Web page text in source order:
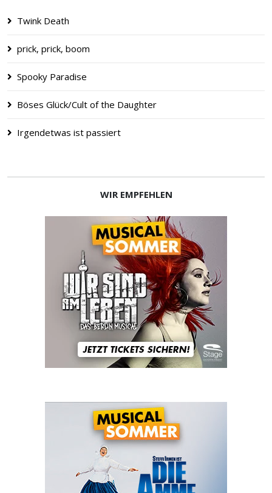
Twink Death
prick, prick, boom
Spooky Paradise
Böses Glück/Cult of the Daughter
Irgendetwas ist passiert
WIR EMPFEHLEN